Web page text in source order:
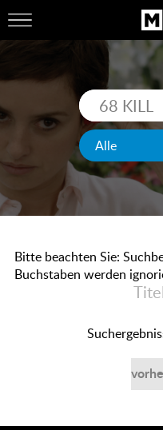
Bitte beachten Sie:
Buchstaben werden
Titel